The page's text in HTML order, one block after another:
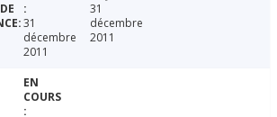
31
décembre
2011
31
décembre
2011